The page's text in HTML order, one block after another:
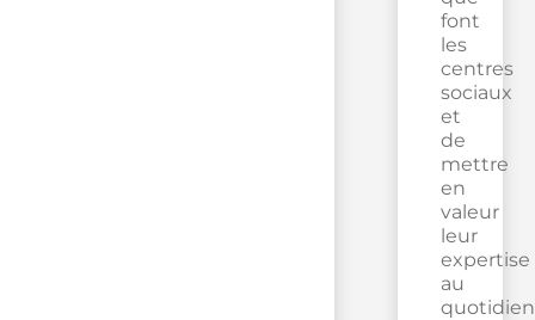
font
les
centres
sociaux
et
de
mettre
en
valeur
leur
expertise
au